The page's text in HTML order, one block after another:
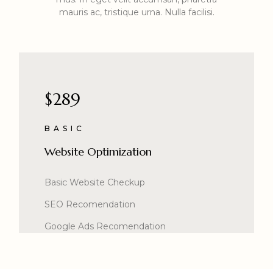
mauris ac, tristique urna. Nulla facilisi.
$289
BASIC
Website Optimization
Basic Website Checkup
SEO Recomendation
Google Ads Recomendation